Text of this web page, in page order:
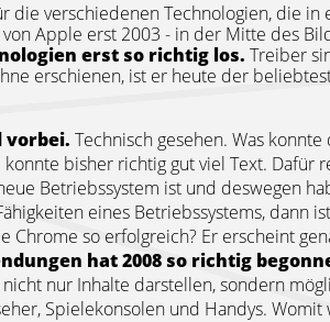
die verschiedenen Technologien, die
Apple erst 2003 - in der Mitte des
erst so richtig los. Treiber
erschienen, ist er heute der
vorbei. Technisch gesehen. Was
konnte bisher richtig gut viel Text.
Betriebssystem ist und deswegen
eines Betriebssystems, dann
Chrome so erfolgreich? Er erscheint
hat 2008 so richtig
nur Inhalte darstellen, sondern
Spielekonsolen und Handys.